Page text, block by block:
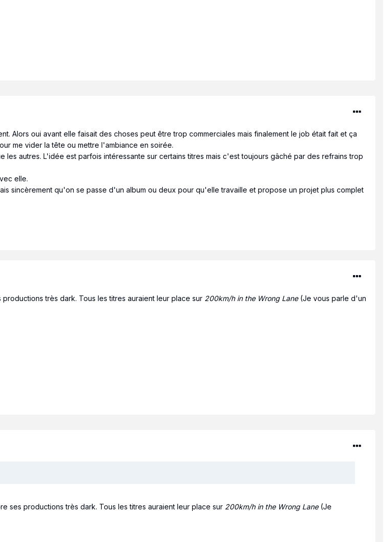
Alors oui avant elle faisait des choses peut être trop commerciales mais finalement le job était fait et ça
me vider la tête ou mettre l'ambiance en soirée.
les autres. L'idée est parfois intéressante sur certains titres mais c'est toujours gâché par des refrains trop
elle.
sincèrement qu'on se passe d'un album ou deux pour qu'elle travaille et propose un projet plus complet
très dark. Tous les titres auraient leur place sur 200km/h in the Wrong Lane(Je vous parle d'un
ses productions très dark. Tous les titres auraient leur place sur 200km/h in the Wrong Lane(Je